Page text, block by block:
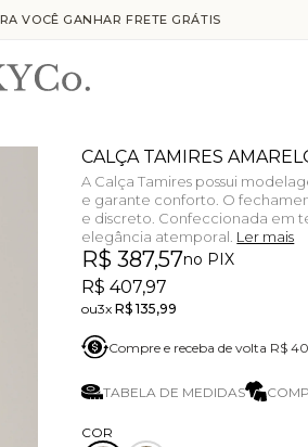
VOCÊ GANHAR FRETE GRÁTIS
CALÇA TAMIRES
A Calça Tamires possui
e garante conforto. O
e discreto. Confeccionada em
elegância atemporal. Ler mais
R$ 387,57no PIX
R$ 407,97
3xR$ 135,99
Compre e receba de volta R$
TABELA DE MEDIDAS